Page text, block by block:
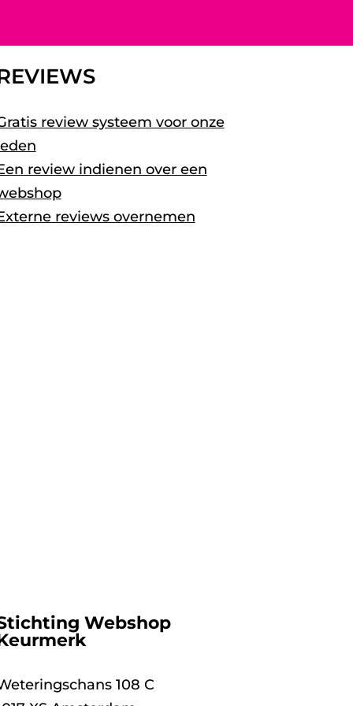
review systeem voor onze
review indienen over een
reviews overnemen
Webshop
108 C